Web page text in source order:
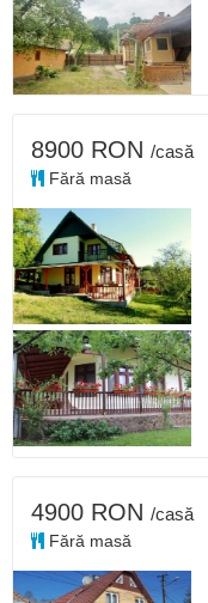
8900 RON /casă
Fără masă
4900 RON /casă
Fără masă